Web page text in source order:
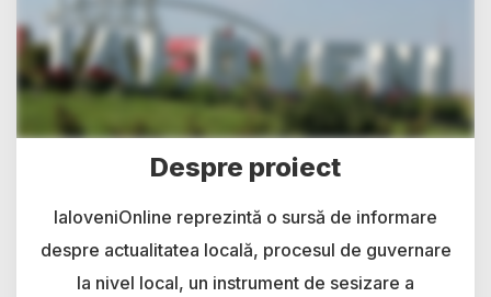
Despre proiect
IaloveniOnline reprezintă o sursă de informare
despre actualitatea locală, procesul de guvernare
la nivel local, un instrument de sesizare a